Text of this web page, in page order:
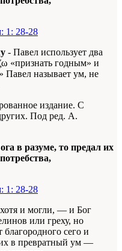
1: 28-28
- Павел использует два
«признать годным» и
Павел называет ум, не
издание. С
Под ред. А.
в разуме, то предал их
1: 28-28
хотя и могли, — и Бог
или греху, но
сего и
в превратный ум —